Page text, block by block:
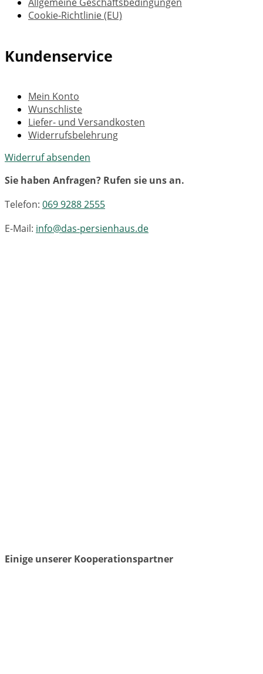
Cookie-Richtlinie (EU)
Kundenservice
Mein Konto
Wunschliste
Liefer- und Versandkosten
Widerrufsbelehrung
Widerruf absenden
Sie haben Anfragen? Rufen sie uns an.
Telefon: 069 9288 2555
E-Mail: info@das-persienhaus.de
Einige unserer Kooperationspartner